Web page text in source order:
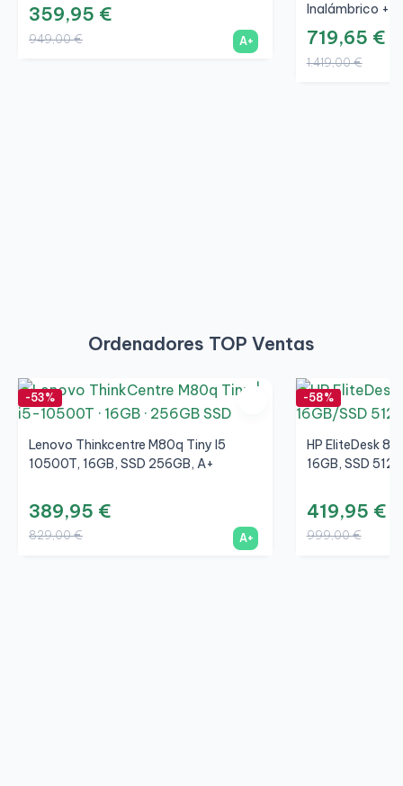
359,95 €
949,00 € A+
Inalámbrico +
719,65 €
1.419,00 €
Ordenadores TOP Ventas
-53%
Lenovo Thinkcentre M80q Tiny I5
10500T, 16GB, SSD 256GB, A+
389,95 €
829,00 € A+
-58%
HP EliteDesk
16GB, SSD
419,95 €
999,00 €